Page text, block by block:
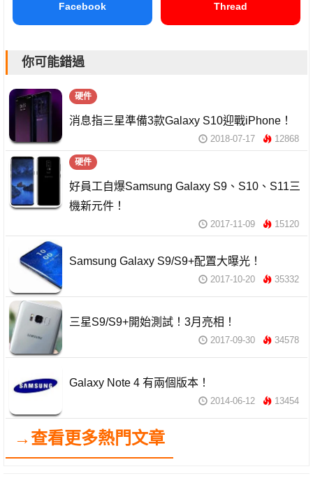
Facebook Thread
你可能錯過
硬件
消息指三星準備3款Galaxy S10迎戰iPhone！
2018-07-17 12868
硬件
好員工自爆Samsung Galaxy S9、S10、S11三
機新元件！
2017-11-09 15120
Samsung Galaxy S9/S9+配置大曝光！
2017-10-20 35332
三星S9/S9+開始測試！3月亮相！
2017-09-30 34578
Galaxy Note 4 有兩個版本！
2014-06-12 13454
→查看更多熱門文章